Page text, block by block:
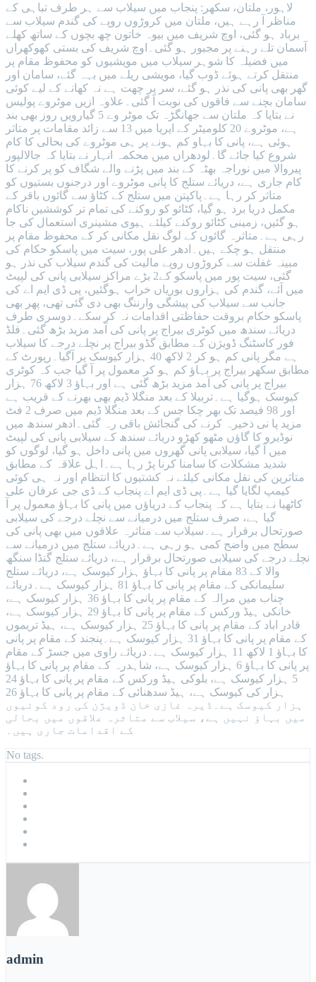
لاہور، ملتان، سکھر: پنجاب میں سیلاب سے ہر طرف تباہی کے
مناظر آ رہے ہیں، ملتان میں کروڑوں روپے کی گندم سیلاب سے
برباد ہو گئی، اوچ شریف میں بیوہ خاتون چھ بچوں کے ساتھ کھلے
آسمان تلے رہنے پر مجبور ہو گئی۔اوچ شریف کی بستی کھوکھراں
میں فضیلہ کا شوہر سیلاب میں مویشیوں کو محفوظ مقام پر
منتقل کرتے ہوئے ڈوب گیا، مویشی ریلے میں بہہ گئے، سامان اور
گھر بھی پانی کی نذر ہو گئے، سر پر چھت ہے نہ کھانے کے لیے کوئی
سامان بچنے سے فاقوں کی نوبت آ گئی۔علاوہ ازیں موٹروے پولیس
نے بتایا کہ ملتان سے جھانگڑہ تک موٹر وے 5 گیارویں روز بھی بند
ہے، موٹروے 20 کلومیٹر کے ایریا میں 13 سے زائد مقامات پر متاثر
ہوئی ہے، پانی کا بہاو کم ہونے پر ہی موٹروے کی بحالی کا کام
شروع کیا جائے گا۔لودھراں میں محکمہ انہار نے بتایا کہ جالالپور
پیروالا میں نوراجہ بھٹہ کے بند میں پڑنے والے شگاف کو پر کرنے کا
کام جاری ہے، دریائے ستلج کا پانی موٹروے اور درجنوں بستیوں کو
متاثر کر رہا ہے۔پاکپتن میں ستلج کے کٹاؤ سے گائوں باقر کے
مکمل دریا برد ہو گیا، کٹائو کو روکنے کی تمام تر کوششیں ناکام
ہو گئیں، زمینی کٹائو روکنے کیلئے ہیوی مشینری استعمال کی جا
رہی ہے۔متاثرہ گائوں کے لوگ نقل مکانی کر کے محفوظ مقام پر
منتقل ہو چکے ہیں۔ادھر علی پور، سیت میں پاسکو حکام کی
مبینہ غفلت سے کروڑوں روپے مالیت کی گندم سیلاب کی نذر ہو
گئی، سیت پور میں پاسکو کے2 بڑے مراکز سیلابی پانی کی لپیٹ
میں آئے، گندم کی ہزاروں بوریاں خراب ہوگئیں، پی ڈی ایم اے کی
جانب سے سیلاب کی پیشگی وارننگ بھی دی گئی تھی، پھر بھی
پاسکو حکام بروقت حفاظتی اقدامات نہ کر سکے۔دوسری طرف
دریائے سندھ میں کوٹری بیراج پر پانی کی آمد مزید بڑھ گئی۔فلڈ
فور کاسٹنگ ڈویژن کے مطابق گڈو بیراج پر نچلے درجے کا سیلاب
ہے مگر پانی کم ہو کر 2 لاکھ 40 ہزار کیوسک پر آگیا۔رپورٹ کے
مطابق سکھر بیراج پر بہاؤ کم ہو کر معمول پر آ گیا جب کہ کوٹری
بیراج پر پانی کی آمد مزید بڑھ گئی ہے اور بہاؤ 3 لاکھ 76 ہزار
کیوسک ہوگیا ہے۔تربیلا کے بعد منگلا ڈیم بھی بھرنے کے قریب ہے
اور 98 فیصد تک بھر چکا جس کے بعد منگلا ڈیم میں صرف 2 فٹ
مزید پا نی ذخیرہ کرنے کی گنجائش باقی رہ گئی۔ادھر سندھ میں
نوڈیرو کا گاؤں مٹھو کھڑو دریائے سندھ کے سیلابی پانی کی لپیٹ
میں آ گیا، سیلابی پانی گھروں میں پانی داخل ہو گیا، لوگوں کو
شدید مشکلات کا سامنا کرنا پڑ رہا ہے۔اہل علاقہ کے مطابق
متاثرین کی نقل مکانی کیلئے نہ کشتیوں کا انتظام اور نہ ہی کوئی
کیمپ لگایا گیا ہے۔پی ڈی ایم اے پنجاب کے ڈی جی عرفان علی
کاٹھیا نے بتایا ہے کہ پنجاب کے دریاؤں میں پانی کا بہاؤ معمول پر آ
گیا ہے، صرف ستلج میں درمیانے سے نچلے درجے کی سیلابی
صورتحال برقرار ہے۔سیلاب سے متاثرہ علاقوں میں بھی پانی کی
سطح میں واضح کمی ہو رہی ہے۔دریائے ستلج میں درمیانے سے
نچلے درجے کی سیلابی صورتحال برقرار ہے، دریائے ستلج گنڈا سنگھ
والا کے 83 مقام پر پانی کا بہاؤ ہزار کیوسک ہے، دریائے ستلج
سلیمانکی کے مقام پر پانی کا بہاؤ 81 ہزار کیوسک ہے۔دریائے
چناب میں مرالہ کے مقام پر پانی کا بہاؤ 36 ہزار کیوسک ہے،
خانکی ہیڈ ورکس کے مقام پر پانی کا بہاؤ 29 ہزار کیوسک ہے،
قادر اباد کے مقام پر پانی کا بہاؤ 25 ہزار کیوسک ہے، ہیڈ تریموں
کے مقام پر پانی کا بہاؤ 31 ہزار کیوسک ہے۔پنجند کے مقام پر پانی
کا بہاؤ 1 لاکھ 11 ہزار کیوسک ہے۔دریائے راوی میں جسڑ کے مقام
پر پانی کا بہاؤ 6 ہزار کیوسک ہے، شاہدرہ کے مقام پر پانی کا بہاؤ
5 ہزار کیوسک ہے، بلوکی ہیڈ ورکس کے مقام پر پانی کا بہاؤ 24
ہزار کی کیوسک ہے، ہیڈ سدھنائی کے مقام پر پانی کا بہاؤ 26
ہزار کیوسک ہے۔ڈیرہ غازی خان ڈویژن کی رود کوئیوں
میں بہاؤ نہیں ہے، سیلاب سے متاثرہ علاقوں میں بحالی
کے اقدامات جاری ہیں۔
No tags.
admin